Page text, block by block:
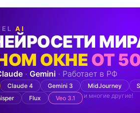
AI
ОКНЕОТ
· Gemini · Работает в РФ
Claude 4 Gemini 3 MidJourney
Flux Veo 3.1 и многие другие!